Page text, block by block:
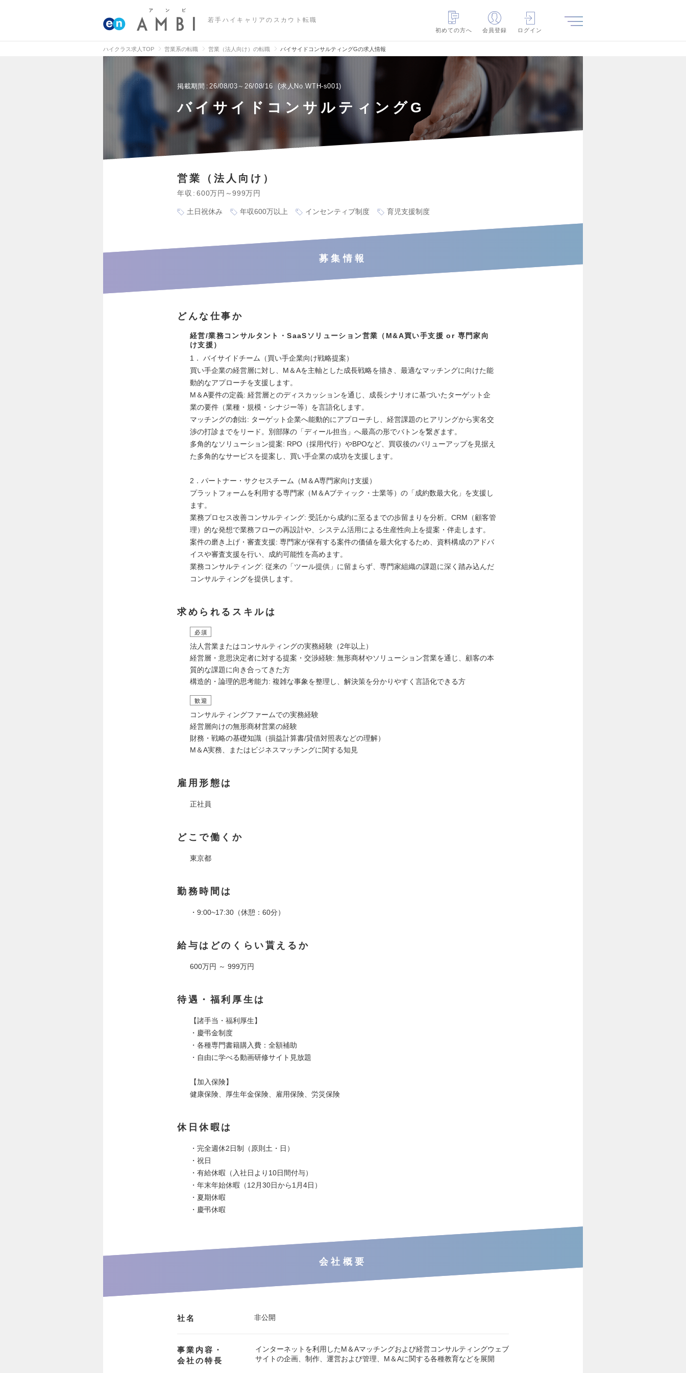
若手ハイキャリアのスカウト転職
初めての方へ
会員登録 ログイン
ハイクラス求人TOP 営業系の転職 営業（法人向け）の転職 バイサイドコンサルティングGの求人情報
掲載期間 26/08/03～26/08/16 求人No.WTH-s001
バイサイドコンサルティングG
営業（法人向け）
年収 600万円～999万円
土日祝休み 年収600万以上 インセンティブ制度 育児支援制度
募集情報
どんな仕事か
経営/業務コンサルタント・SaaSソリューション営業（M&A買い手支援 or 専門家向
け支援）
1． バイサイドチーム（買い手企業向け戦略提案）
買い手企業の経営層に対し、M＆Aを主軸とした成長戦略を描き、最適なマッチングに向けた能
動的なアプローチを支援します。
M＆A要件の定義: 経営層とのディスカッションを通じ、成長シナリオに基づいたターゲット企
業の要件（業種・規模・シナジー等）を言語化します。
マッチングの創出: ターゲット企業へ能動的にアプローチし、経営課題のヒアリングから実名交
渉の打診までをリード。別部隊の「ディール担当」へ最高の形でバトンを繋ぎます。
多角的なソリューション提案: RPO（採用代行）やBPOなど、買収後のバリューアップを見据え
た多角的なサービスを提案し、買い手企業の成功を支援します。
2．パートナー・サクセスチーム（M＆A専門家向け支援）
プラットフォームを利用する専門家（M＆Aブティック・士業等）の「成約数最大化」を支援し
ます。
業務プロセス改善コンサルティング: 受託から成約に至るまでの歩留まりを分析。CRM（顧客管
理）的な発想で業務フローの再設計や、システム活用による生産性向上を提案・伴走します。
案件の磨き上げ・審査支援: 専門家が保有する案件の価値を最大化するため、資料構成のアドバ
イスや審査支援を行い、成約可能性を高めます。
業務コンサルティング: 従来の「ツール提供」に留まらず、専門家組織の課題に深く踏み込んだ
コンサルティングを提供します。
求められるスキルは
必須
法人営業またはコンサルティングの実務経験（2年以上）
経営層・意思決定者に対する提案・交渉経験: 無形商材やソリューション営業を通じ、顧客の本
質的な課題に向き合ってきた方
構造的・論理的思考能力: 複雑な事象を整理し、解決策を分かりやすく言語化できる方
歓迎
コンサルティングファームでの実務経験
経営層向けの無形商材営業の経験
財務・戦略の基礎知識（損益計算書/貸借対照表などの理解）
M＆A実務、またはビジネスマッチングに関する知見
雇用形態は
正社員
どこで働くか
東京都
勤務時間は
・9:00~17:30（休憩：60分）
給与はどのくらい貰えるか
600万円 ～ 999万円
待遇・福利厚生は
【諸手当・福利厚生】
・慶弔金制度
・各種専門書籍購入費：全額補助
・自由に学べる動画研修サイト見放題
【加入保険】
健康保険、厚生年金保険、雇用保険、労災保険
休日休暇は
・完全週休2日制（原則土・日）
・祝日
・有給休暇（入社日より10日間付与）
・年末年始休暇（12月30日から1月4日）
・夏期休暇
・慶弔休暇
会社概要
社名 非公開
事業内容・
会社の特長
インターネットを利用したM＆Aマッチングおよび経営コンサルティングウェブ
サイトの企画、制作、運営および管理、M＆Aに関する各種教育などを展開